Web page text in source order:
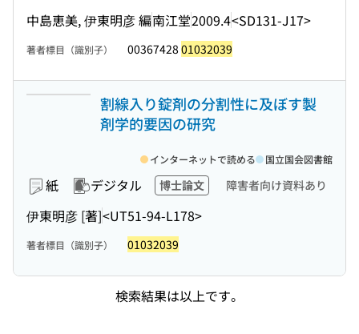
中島恵美, 伊東明彦 編南江堂2009.4<SD131-J17>
著者標目（識別子） 00367428 01032039
割線入り錠剤の分割性に及ぼす製
剤学的要因の研究
紙 デジタル 博士論文 障害者向け資料あり
伊東明彦 [著]<UT51-94-L178>
インターネットで読める 国立国会図書館
著者標目（識別子） 01032039
検索結果は以上です。